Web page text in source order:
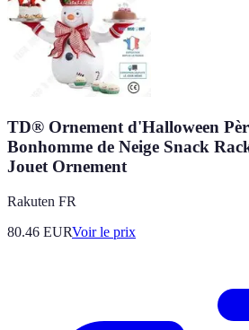
TD® Ornement d'Halloween
Bonhomme de Neige Snack
Jouet Ornement
Rakuten FR
80.46 EURVoir le prix